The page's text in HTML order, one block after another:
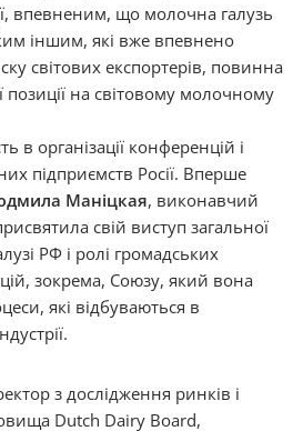
впевненим, що молочна галузь
іншим, які вже впевнено
світових експортерів, повинна
позиції на світовому молочному
в організації конференцій і
підприємств Росії. Вперше
Маніцкая, виконавчий
свій виступ загальної
РФ і ролі громадських
зокрема, Союзу, який вона
які відбуваються в
з дослідження ринків і
Dutch Dairy Board,